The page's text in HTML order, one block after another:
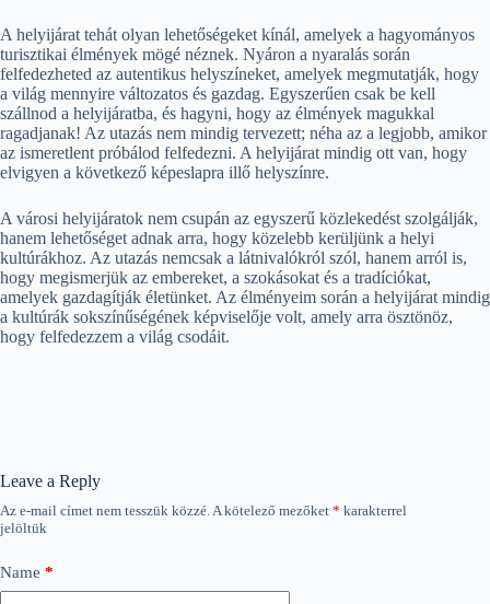
A helyijárat tehát olyan lehetőségeket kínál, amelyek a hagyományos
turisztikai élmények mögé néznek. Nyáron a nyaralás során
felfedezheted az autentikus helyszíneket, amelyek megmutatják, hogy
a világ mennyire változatos és gazdag. Egyszerűen csak be kell
szállnod a helyijáratba, és hagyni, hogy az élmények magukkal
ragadjanak! Az utazás nem mindig tervezett; néha az a legjobb, amikor
az ismeretlent próbálod felfedezni. A helyijárat mindig ott van, hogy
elvigyen a következő képeslapra illő helyszínre.
A városi helyijáratok nem csupán az egyszerű közlekedést szolgálják,
hanem lehetőséget adnak arra, hogy közelebb kerüljünk a helyi
kultúrákhoz. Az utazás nemcsak a látnivalókról szól, hanem arról is,
hogy megismerjük az embereket, a szokásokat és a tradíciókat,
amelyek gazdagítják életünket. Az élményeim során a helyijárat mindig
a kultúrák sokszínűségének képviselője volt, amely arra ösztönöz,
hogy felfedezzem a világ csodáit.
Leave a Reply
Az e-mail címet nem tesszük közzé.A kötelező mezőket * karakterrel
jelöltük
Name *